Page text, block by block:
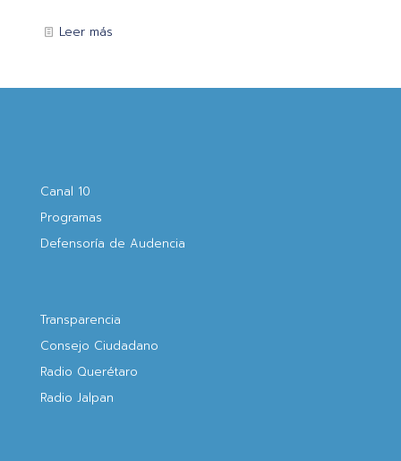
Leer más
Canal 10
Programas
Defensoría de Audencia
Transparencia
Consejo Ciudadano
Radio Querétaro
Radio Jalpan